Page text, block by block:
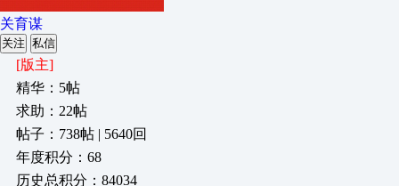
关育谋
关注 私信
[版主]
精华：5帖
求助：22帖
帖子：738帖 | 5640回
年度积分：68
历史总积分：84034